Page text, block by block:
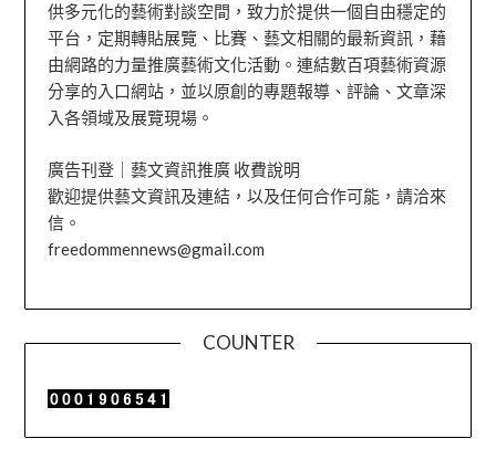
供多元化的藝術對談空間，致力於提供一個自由穩定的
平台，定期轉貼展覽、比賽、藝文相關的最新資訊，藉
由網路的力量推廣藝術文化活動。連結數百項藝術資源
分享的入口網站，並以原創的專題報導、評論、文章深
入各領域及展覽現場。
廣告刊登｜藝文資訊推廣 收費說明
歡迎提供藝文資訊及連結，以及任何合作可能，請洽來
信。
freedommennews@gmail.com
COUNTER